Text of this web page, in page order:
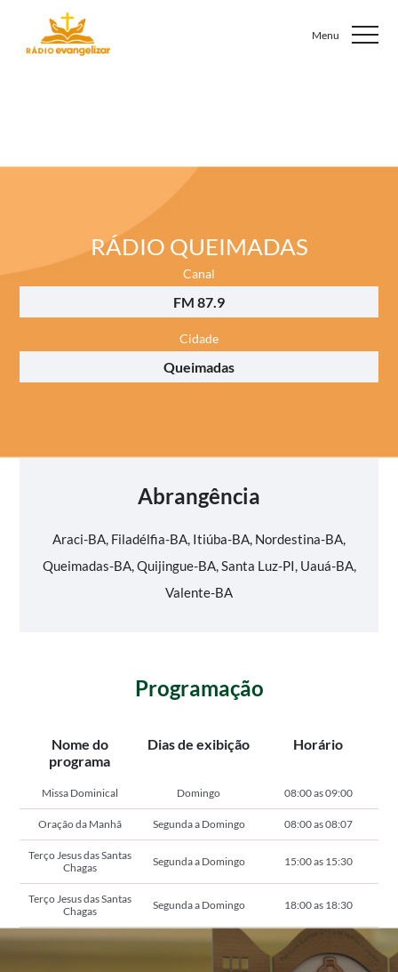
RÁDIO QUEIMADAS
Canal
FM 87.9
Cidade
Queimadas
Abrangência
Araci-BA, Filadélfia-BA, Itiúba-BA, Nordestina-BA,
Queimadas-BA, Quijingue-BA, Santa Luz-PI, Uauá-BA,
Valente-BA
Programação
Nome do
programa
Dias de exibição Horário
Missa Dominical Domingo 08:00 as 09:00
Oração da Manhã Segunda a Domingo 08:00 as 08:07
Terço Jesus das Santas
Chagas
Segunda a Domingo 15:00 as 15:30
Terço Jesus das Santas
Chagas
Segunda a Domingo 18:00 as 18:30